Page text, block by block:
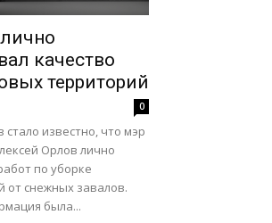
качество
территорий
0
известно, что мэр
Орлов лично
по уборке
от снежных завалов.
была...